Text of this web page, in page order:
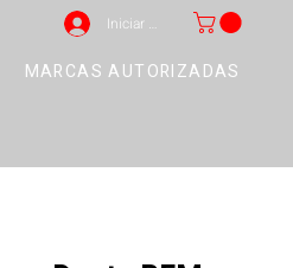
Iniciar sesión
MARCAS AUTORIZADAS